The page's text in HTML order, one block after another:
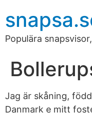
Populära
Jag är skåning,
Danmark e mitt